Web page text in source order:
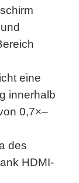
eine
innerhalb
0,7×–
des
HDMI-